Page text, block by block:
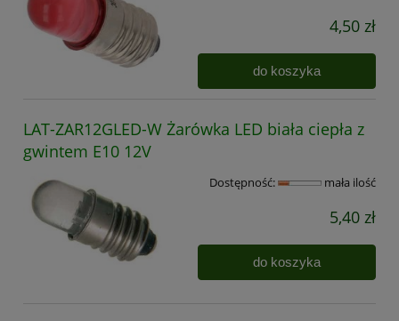
4,50 zł
do koszyka
LAT-ZAR12GLED-W Żarówka LED biała ciepła z
gwintem E10 12V
Dostępność: mała ilość
5,40 zł
do koszyka